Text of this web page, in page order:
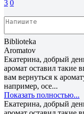
3 0
Biblioteka
Aromatov
Екатерина, добрый
аромат оставил такие
вам вернуться к
например, осе...
Показать полностью...
Екатерина, добрый